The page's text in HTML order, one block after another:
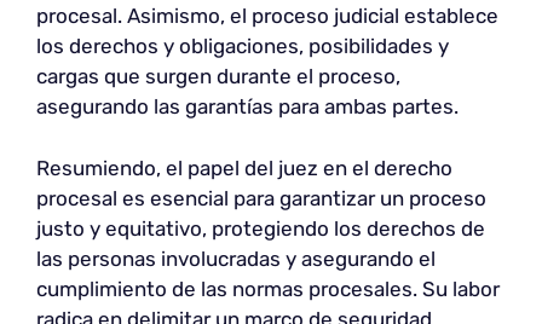
procesal. Asimismo, el proceso judicial establece
los derechos y obligaciones, posibilidades y
cargas que surgen durante el proceso,
asegurando las garantías para ambas partes.
Resumiendo, el papel del juez en el derecho
procesal es esencial para garantizar un proceso
justo y equitativo, protegiendo los derechos de
las personas involucradas y asegurando el
cumplimiento de las normas procesales. Su labor
radica en delimitar un marco de seguridad